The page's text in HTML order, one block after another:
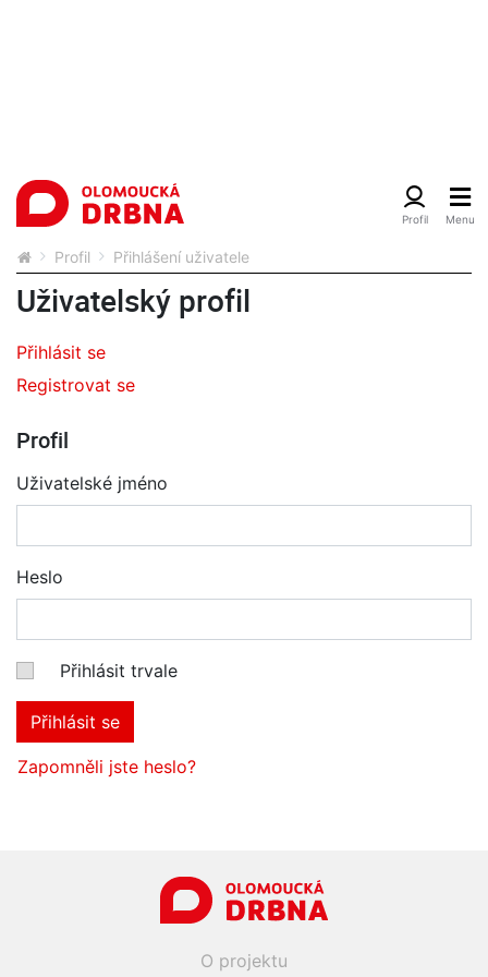
Profil Přihlášení uživatele
Uživatelský profil
Přihlásit se
Registrovat se
Profil
Uživatelské jméno
Heslo
Přihlásit trvale
Přihlásit se
Zapomněli jste heslo?
O projektu